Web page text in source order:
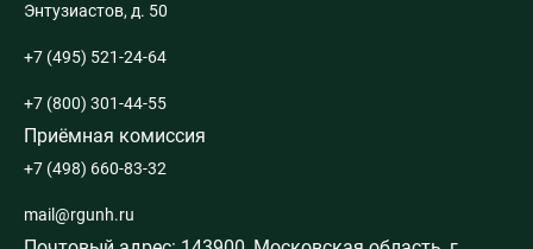
Энтузиастов, д. 50
+7 (495) 521-24-64
+7 (800) 301-44-55
Приёмная комиссия
+7 (498) 660-83-32
mail@rgunh.ru